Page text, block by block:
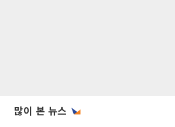
많이 본 뉴스